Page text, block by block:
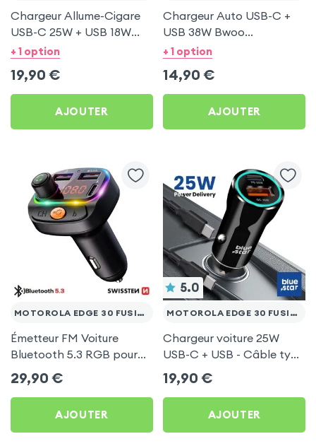
Chargeur Allume-Cigare
USB-C 25W + USB 18W
Bwoo pour Motorola Edge
+ 1 option
19,90 €
AJOUTER
Chargeur Auto USB-C +
USB 38W Bwoo
Transparent pour
+ 1 option
14,90 €
AJOUTER
MOTOROLA EDGE 30 FUSION
Émetteur FM Voiture
Bluetooth 5.3 RGB pour
Motorola Edge 30 Fusion
29,90 €
AJOUTER
5.0
MOTOROLA EDGE 30 FUSION
Chargeur voiture 25W
USB-C + USB - Câble type
C 60W Blue Star pour
Motorola Edge 30 Fusion
19,90 €
AJOUTER